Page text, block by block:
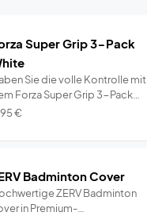
Super Grip 3-Pack
Sie die volle Kontrolle mit
Forza Super Grip 3-Pack
€
Badminton Cover
ZERV Badminton
in Premium-